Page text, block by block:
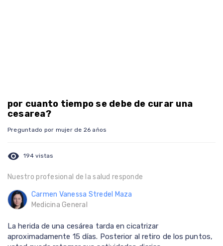
por cuanto tiempo se debe de curar una
cesarea?
Preguntado por mujer de 26 años
visibility 194 vistas
Nuestro profesional de la salud responde
Carmen Vanessa Stredel Maza
Medicina General
La herida de una cesárea tarda en cicatrizar
aproximadamente 15 días. Posterior al retiro de los puntos,